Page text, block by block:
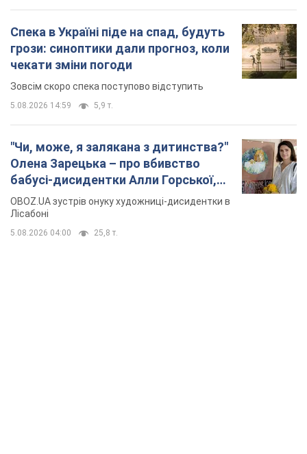
Спека в Україні піде на спад, будуть
грози: синоптики дали прогноз, коли
чекати зміни погоди
Зовсім скоро спека поступово відступить
5.08.2026 14:59 5,9 т.
"Чи, може, я залякана з дитинства?"
Олена Зарецька – про вбивство
бабусі-дисидентки Алли Горської,
критику Дмитра Стуса та втечу в
Португалію з 5 дітьми
OBOZ.UA зустрів онуку художниці-дисидентки в
Лісабоні
5.08.2026 04:00 25,8 т.